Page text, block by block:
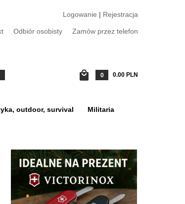
Logowanie | Rejestracja
Odbiór osobisty Zamów przez telefon
0 0.00PLN
outdoor, survival Militaria